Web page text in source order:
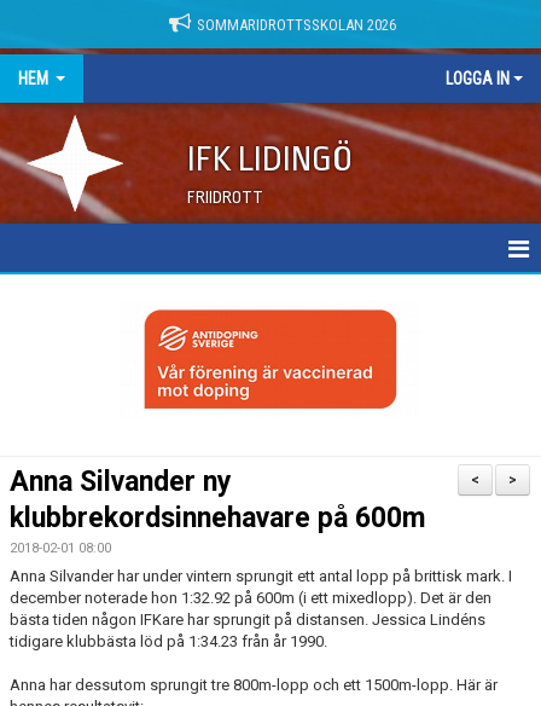
SOMMARIDROTTSSKOLAN 2026
HEM LOGGA IN
IFK LIDINGÖ
FRIIDROTT
>
<
Anna Silvander ny
klubbrekordsinnehavare på 600m
2018-02-01 08:00
Anna Silvander har under vintern sprungit ett antal lopp på brittisk mark. I
december noterade hon 1:32.92 på 600m (i ett mixedlopp). Det är den
bästa tiden någon IFKare har sprungit på distansen. Jessica Lindéns
tidigare klubbästa löd på 1:34.23 från år 1990.
Anna har dessutom sprungit tre 800m-lopp och ett 1500m-lopp. Här är